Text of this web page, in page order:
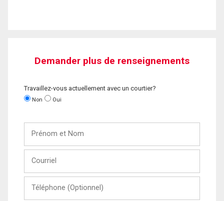
Demander plus de renseignements
Travaillez-vous actuellement avec un courtier?
Non Oui
Nom
(Optionnel)